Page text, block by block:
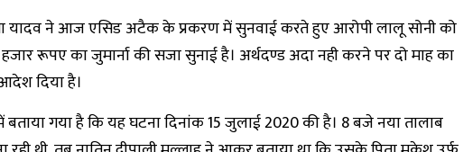
यादव ने आज एसिड अटैक के प्रकरण में सुनवाई करते हुए आरोपी लालू सोनी को
रूपए का जुमार्ना की सजा सुनाई है। अर्थदण्ड अदा नही करने पर दो माह का
दिया है।
बताया गया है कि यह घटना दिनांक 15 जुलाई 2020 की है। 8 बजे नया तालाब